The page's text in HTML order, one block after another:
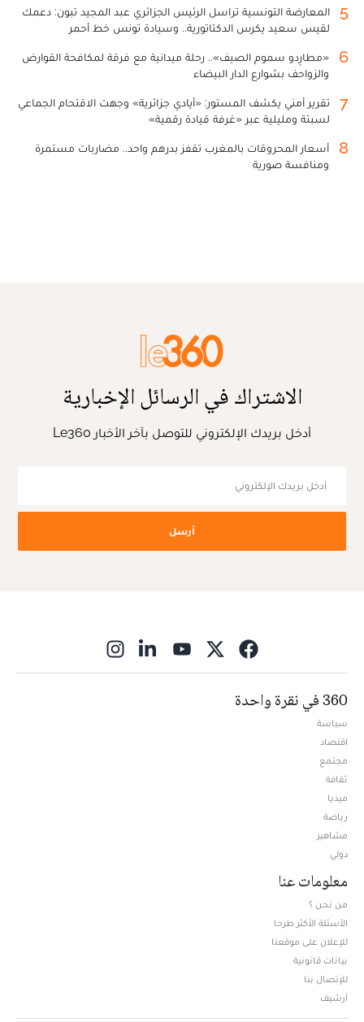
5
المعارضة التونسية تراسل الرئيس الجزائري عبد المجيد تبون: دعمك
لقيس سعيد يكرس الدكتاتورية.. وسيادة تونس خط أحمر
6
«مطارِدو سموم الصيف».. رحلة ميدانية مع فرقة لمكافحة القوارض
والزواحف بشوارع الدار البيضاء
7
تقرير أمني يكشف المستور: «أيادي جزائرية» وجهت الاقتحام الجماعي
لسبتة ومليلية عبر «غرفة قيادة رقمية»
8
أسعار المحروقات بالمغرب تقفز بدرهم واحد.. مضاربات مستمرة
ومنافسة صورية
الاشتراك في الرسائل الإخبارية
أدخل بريدك الإلكتروني للتوصل بآخر الأخبار Le360
أرسل
360 في نقرة واحدة
سياسة
اقتصاد
مجتمع
ثقافة
ميديا
رياضة
مشاهير
دولي
معلومات عنا
من نحن ؟
الأسئلة الأكثر طرحا
للإعلان على موقعنا
بيانات قانونية
للإتصال بنا
أرشيف